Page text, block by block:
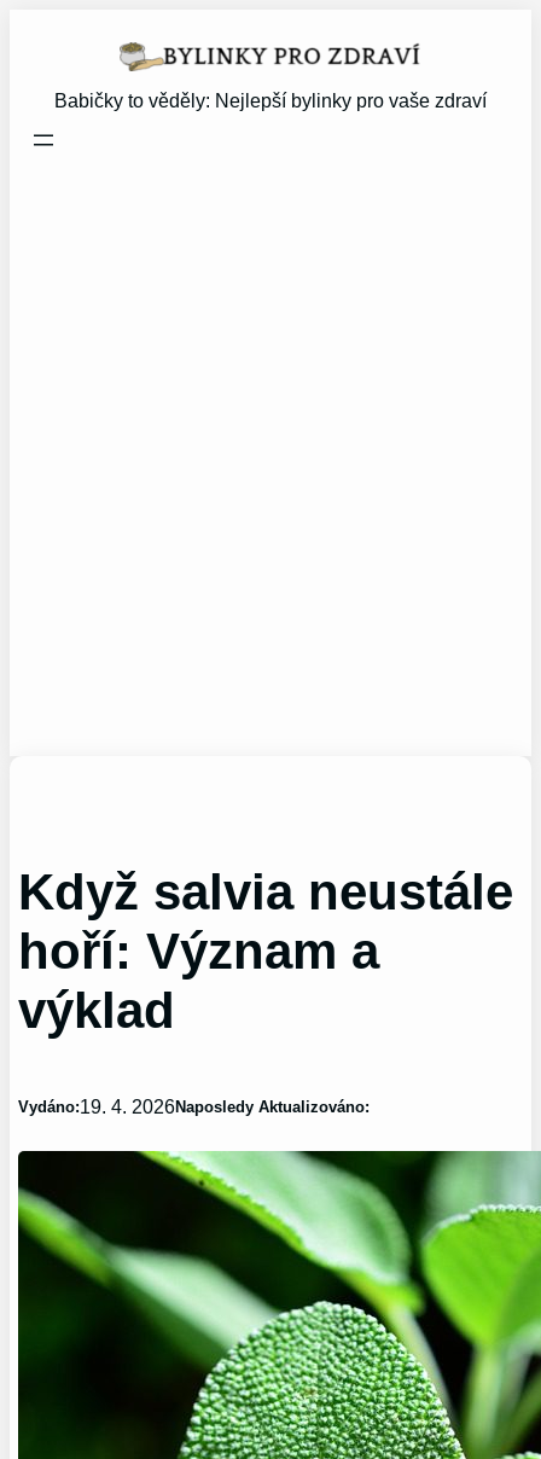
Babičky to věděly: Nejlepší bylinky pro vaše zdraví
Když salvia neustále
hoří: Význam a
výklad
Vydáno:19. 4. 2026Naposledy Aktualizováno: